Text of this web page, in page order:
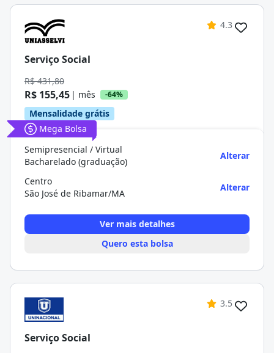
4.3
Serviço Social
R$ 431,80
R$ 155,45 | mês -64%
Mensalidade grátis
Mega Bolsa
Semipresencial / Virtual
Bacharelado (graduação)
Alterar
Centro
São José de Ribamar/MA
Alterar
Ver mais detalhes
Quero esta bolsa
3.5
Serviço Social